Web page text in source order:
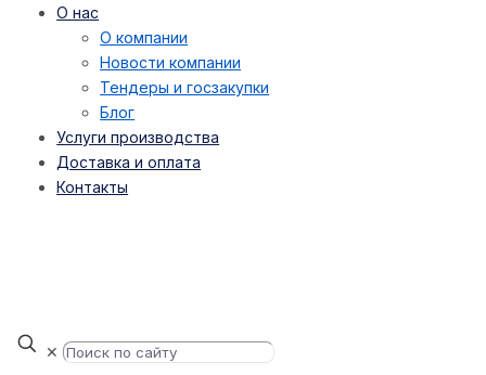
О нас
О компании
Новости компании
Тендеры и госзакупки
Блог
Услуги производства
Доставка и оплата
Контакты
✕